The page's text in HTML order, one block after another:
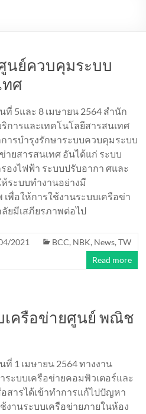
นย์ควบคุมระบบ
ทศ
ที่ 5และ 8 เมษายน 2564 สำนัก
การและเทคโนโลยีสารสนเทศ
ารบำรุงรักษาระบบควบคุมระบบ
ายสารสนเทศ อันได้แก่ ระบบ
องไฟฟ้า ระบบปรับอากา ศและ
ระบบทำงานอย่างมี
พื่อให้การใช้งานระบบเครือข่า
ยมีเสภียรภาพต่อไป
2021 BCC, NBK, News,TW
Read more
ครือข่ายศูนย์ พณิช
ที่ 1 เมษายน 2564 ทางงาน
ะบบเครือข่ายคอมพิวเตอร์และ
สารได้เข้าทำการแก้ไปปัญหา
งานระบบเครือข่ายภายในห้อง